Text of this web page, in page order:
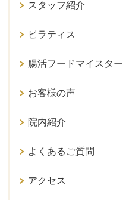
スタッフ紹介
ピラティス
腸活フードマイスター
お客様の声
院内紹介
よくあるご質問
アクセス